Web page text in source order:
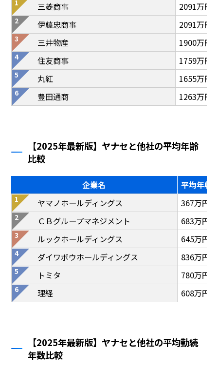
三菱商事
2091万円
伊藤忠商事
2091万円
三井物産
1900万円
住友商事
1759万円
丸紅
1655万円
豊田通商
1263万円
【2025年最新版】ヤナセと他社の平均年齢
比較
企業名
平均年収
ヤマノホールディングス
367万円
ＣＢグループマネジメント
683万円
ルックホールディングス
645万円
ダイワボウホールディングス
836万円
トミタ
780万円
理経
608万円
【2025年最新版】ヤナセと他社の平均勤続
年数比較